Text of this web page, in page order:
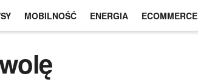
MOBILNOŚĆ ENERGIA ECOMMERCE